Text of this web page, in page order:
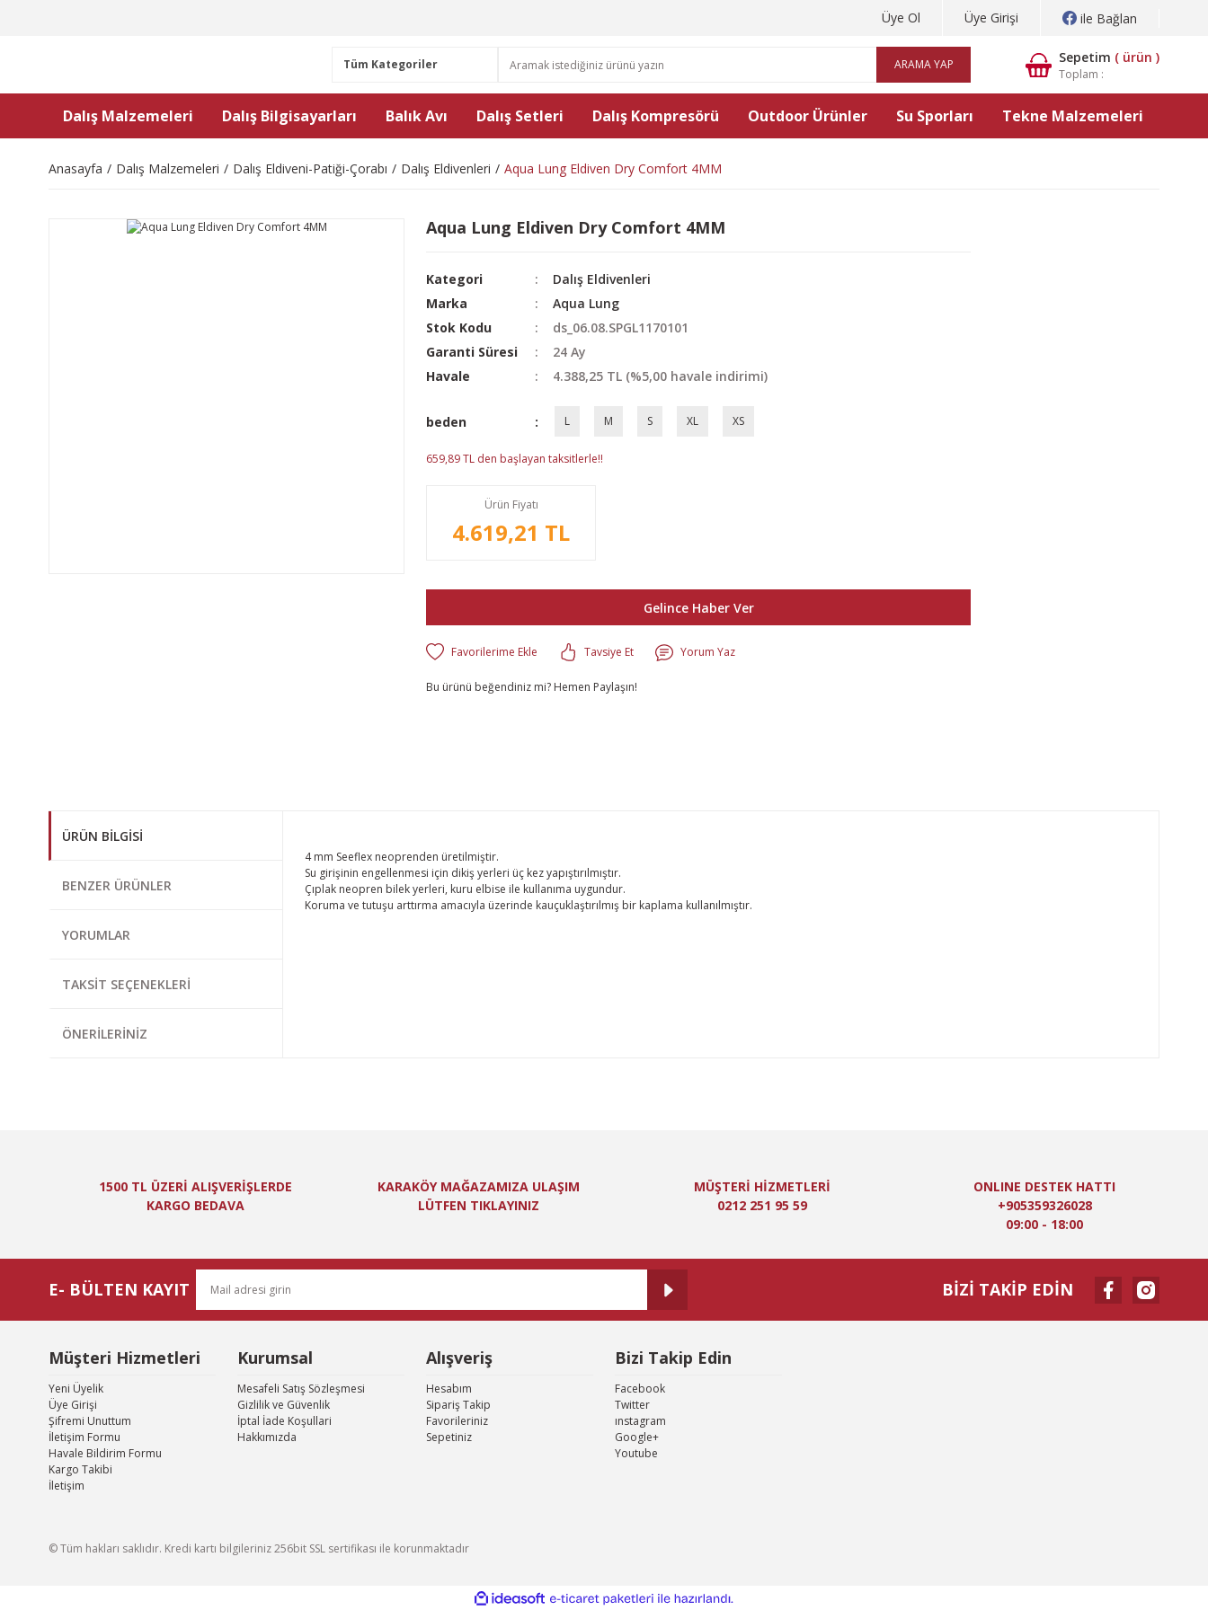
Üye Ol Üye Girişi ile Bağlan
ARAMA YAP Sepetim ( ürün )
Toplam :
Dalış Malzemeleri Dalış Bilgisayarları Balık Avı Dalış Setleri Dalış Kompresörü Outdoor Ürünler Su Sporları Tekne Malzemeleri
Anasayfa Dalış Malzemeleri Dalış Eldiveni-Patiği-Çorabı Dalış Eldivenleri Aqua Lung Eldiven Dry Comfort 4MM
Aqua Lung Eldiven Dry Comfort 4MM
Kategori
Dalış Eldivenleri
Marka
Aqua Lung
Stok Kodu
ds_06.08.SPGL1170101
Garanti Süresi
24 Ay
Havale
4.388,25 TL (%5,00 havale indirimi)
beden L M S XL XS
659,89 TL den başlayan taksitlerle!!
Ürün Fiyatı
4.619,21 TL
Gelince Haber Ver
Tavsiye Et Yorum Yaz
Bu ürünü beğendiniz mi? Hemen Paylaşın!
ÜRÜN BILGISI
BENZER ÜRÜNLER
YORUMLAR
TAKSIT SEÇENEKLERI
ÖNERILERINIZ
4 mm Seeflex neoprenden üretilmiştir.
Su girişinin engellenmesi için dikiş yerleri üç kez yapıştırılmıştır.
Çıplak neopren bilek yerleri, kuru elbise ile kullanıma uygundur.
Koruma ve tutuşu arttırma amacıyla üzerinde kauçuklaştırılmış bir kaplama kullanılmıştır.
1500 TL ÜZERİ ALIŞVERİŞLERDE
KARGO BEDAVA
KARAKÖY MAĞAZAMIZA ULAŞIM
LÜTFEN TIKLAYINIZ
MÜŞTERİ HİZMETLERİ
0212 251 95 59
ONLINE DESTEK HATTI
+905359326028
09:00 - 18:00
E- BÜLTEN KAYIT BİZİ TAKİP EDİN
Müşteri Hizmetleri
Yeni Üyelik
Üye Girişi
Şifremi Unuttum
İletişim Formu
Havale Bildirim Formu
Kargo Takibi
İletişim
Kurumsal
Mesafeli Satış Sözleşmesi
Gizlilik ve Güvenlik
İptal İade Koşullari
Hakkımızda
Alışveriş
Hesabım
Sipariş Takip
Favorileriniz
Sepetiniz
Bizi Takip Edin
Facebook
Twitter
ınstagram
Google+
Youtube
© Tüm hakları saklıdır. Kredi kartı bilgileriniz 256bit SSL sertifikası ile korunmaktadır
ideasoft
e-